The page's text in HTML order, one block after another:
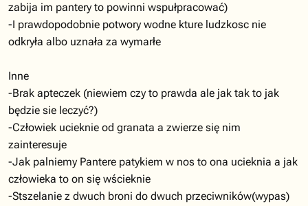
zabija im pantery to powinni wspułpracować)
-I prawdopodobnie potwory wodne kture ludzkosc nie
odkryła albo uznała za wymarłe
Inne
-Brak apteczek (niewiem czy to prawda ale jak tak to jak
będzie sie leczyć?)
-Człowiek ucieknie od granata a zwierze się nim
zainteresuje
-Jak palniemy Pantere patykiem w nos to ona ucieknia a jak
człowieka to on się wścieknie
-Stszelanie z dwuch broni do dwuch przeciwników(wypas)